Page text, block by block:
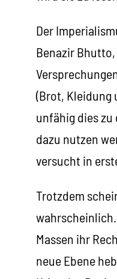
Der
Benazir
(Brot, Kleidung
unfähig dies zu
dazu nutzen
versucht in
Trotzdem
Massen ihr
neue Ebene